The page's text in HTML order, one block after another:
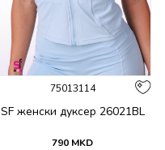
75013114
SF женски дуксер 26021BL
790 MKD